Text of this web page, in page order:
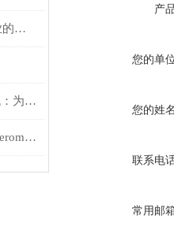
cemco产品在半导体/液晶行业的介绍实例
行星搅拌机vs球磨机vs擂溃机：为何D20S更适合电池材料研发？
日本 sosey 小型真空搅拌机 Zeromaze 用户使用手册
产
您的单
您的姓
联系电
常用邮